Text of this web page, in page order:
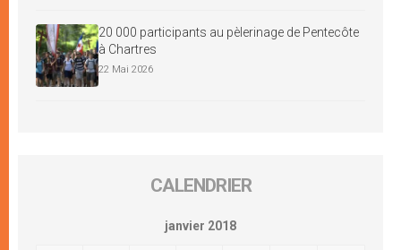
20 000 participants au pèlerinage de Pentecôte
à Chartres
22 Mai 2026
CALENDRIER
janvier 2018